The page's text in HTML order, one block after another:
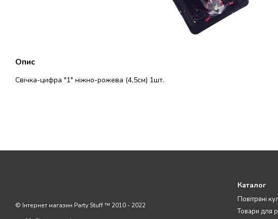
Опис
Свічка-цифра "1" ніжно-рожева (4,5см) 1шт.
© Інтернет магазин Party Stuff ™ 2010 - 2022
Каталог
Повітряні
Товари для